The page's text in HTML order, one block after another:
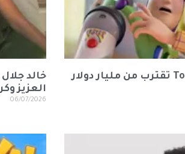
إيرادات فيلم Toy Story 5 تقترب من مليار دولار
خالد
العزيز
06/07/2026